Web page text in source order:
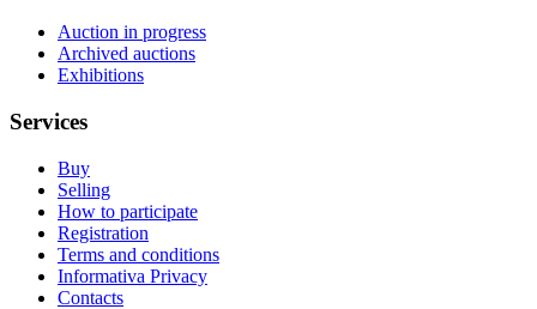
Auction in progress
Archived auctions
Exhibitions
Services
Buy
Selling
How to participate
Registration
Terms and conditions
Informativa Privacy
Contacts